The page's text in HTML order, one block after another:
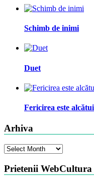
Schimb de inimi
Duet
Fericirea este
Arhiva
Arhiva
Prietenii WebCultura